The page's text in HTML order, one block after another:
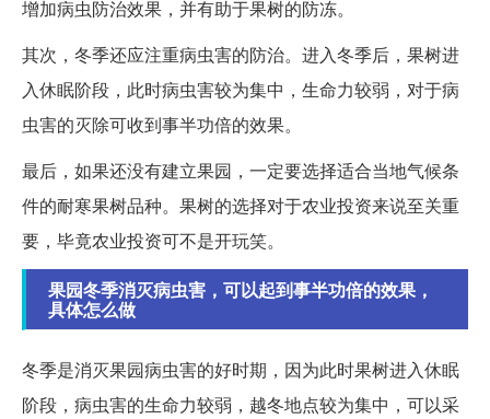
增加病虫防治效果，并有助于果树的防冻。
其次，冬季还应注重病虫害的防治。进入冬季后，果树进
入休眠阶段，此时病虫害较为集中，生命力较弱，对于病
虫害的灭除可收到事半功倍的效果。
最后，如果还没有建立果园，一定要选择适合当地气候条
件的耐寒果树品种。果树的选择对于农业投资来说至关重
要，毕竟农业投资可不是开玩笑。
果园冬季消灭病虫害，可以起到事半功倍的效果，
具体怎么做
冬季是消灭果园病虫害的好时期，因为此时果树进入休眠
阶段，病虫害的生命力较弱，越冬地点较为集中，可以采